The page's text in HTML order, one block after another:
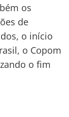
os
de
o início
o Copom
o fim